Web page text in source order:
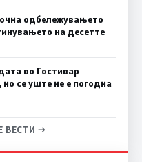
одбележувањето
на десетте
во Гостивар
но се уште не е погодна
ВЕСТИ →